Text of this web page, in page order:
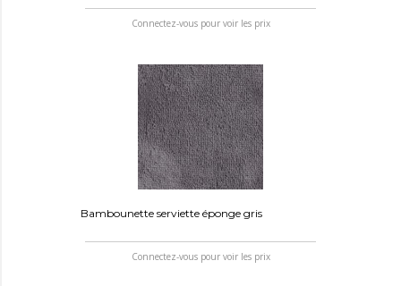
Connectez-vous pour voir les prix
Bambounette serviette éponge gris
Connectez-vous pour voir les prix